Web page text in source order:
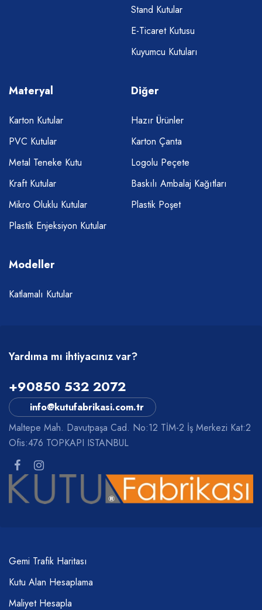
Stand Kutular
E-Ticaret Kutusu
Kuyumcu Kutuları
Materyal
Karton Kutular
PVC Kutular
Metal Teneke Kutu
Kraft Kutular
Mikro Oluklu Kutular
Plastik Enjeksiyon Kutular
Diğer
Hazır Ürünler
Karton Çanta
Logolu Peçete
Baskılı Ambalaj Kağıtları
Plastik Poşet
Modeller
Katlamalı Kutular
Yardıma mı ihtiyacınız var?
+90850 532 2072
info@kutufabrikasi.com.tr
Maltepe Mah. Davutpaşa Cad. No:12 TİM-2 İş Merkezi Kat:2
Ofis:476 TOPKAPI ISTANBUL
Gemi Trafik Haritası
Kutu Alan Hesaplama
Maliyet Hesapla